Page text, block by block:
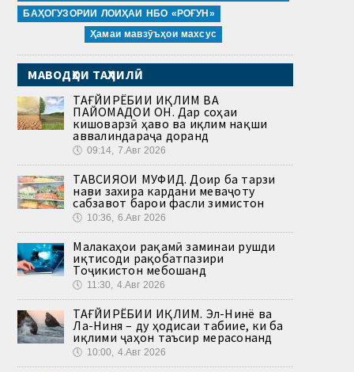
БАҲОГУЗОРИИ ЛОИҲАИ НБО «РОҒУН»
Ҳамаи мавзӯъҳои махсус
МАВОДҲОИ ТАҲЛИЛӢ
ТАҒЙИРЁБИИ ИҚЛИМ ВА
ПАЙОМАДҲОИ ОН. Дар соҳаи
кишоварзӣ ҳаво ва иқлим нақши
аввалиндараҷа доранд
🕔 09:14, 7.Авг 2026
ТАВСИЯҲОИ МУФИД. Доир ба тарзи
нави захира кардани меваҷоту
сабзавот барои фасли зимистон
🕔 10:36, 6.Авг 2026
Малакаҳои рақамӣ заминаи рушди
иқтисоди рақобатпазири
Тоҷикистон мебошанд
🕔 11:30, 4.Авг 2026
ТАҒЙИРЁБИИ ИҚЛИМ. Эл-Нинё ва
Ла-Ниня – ду ҳодисаи табиие, ки ба
иқлими ҷаҳон таъсир мерасонанд
🕔 10:00, 4.Авг 2026